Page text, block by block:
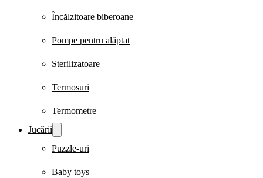
Încălzitoare biberoane
Pompe pentru alăptat
Sterilizatoare
Termosuri
Termometre
Jucării
Puzzle-uri
Baby toys